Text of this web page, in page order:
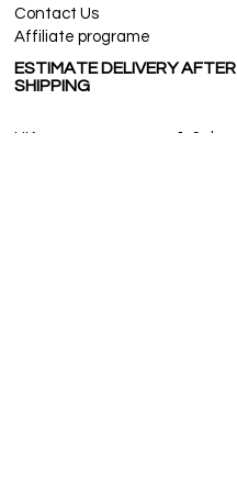
Contact Us
Affiliate programe
ESTIMATE DELIVERY AFTER
SHIPPING
UK
1-3 days